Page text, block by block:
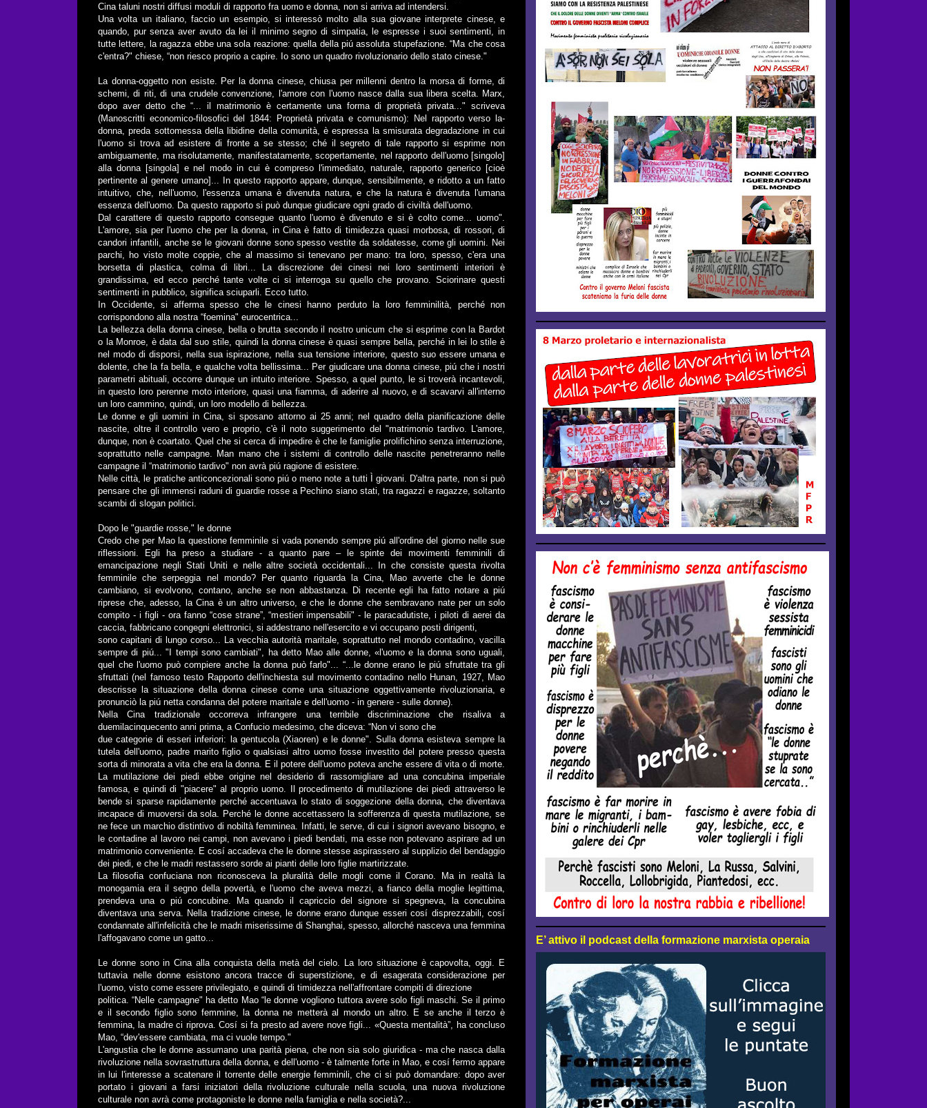
Cina taluni nostri diffusi moduli di rapporto fra uomo e donna, non si arriva ad intendersi.
Una volta un italiano, faccio un esempio, si interessò molto alla sua giovane interprete cinese, e
quando, pur senza aver avuto da lei il minimo segno di simpatia, le espresse i suoi sentimenti, in
tutte lettere, la ragazza ebbe una sola reazione: quella della piú assoluta stupefazione. “Ma che cosa
c'entra?" chiese, “non riesco proprio a capire. Io sono un quadro rivoluzionario dello stato cinese."
La donna-oggetto non esiste. Per la donna cinese, chiusa per millenni dentro la morsa di forme, di
schemi, di riti, di una crudele convenzione, l'amore con l'uomo nasce dalla sua libera scelta. Marx,
dopo aver detto che “... il matrimonio è certamente una forma di proprietà privata..." scriveva
(Manoscritti economico-filosofici del 1844: Proprietà privata e comunismo): Nel rapporto verso la-
donna, preda sottomessa della libidine della comunità, è espressa la smisurata degradazione in cui
l'uomo si trova ad esistere di fronte a se stesso; ché il segreto di tale rapporto si esprime non
ambiguamente, ma risolutamente, manifestatamente, scopertamente, nel rapporto dell'uomo [singolo]
alla donna [singola] e nel modo in cui è compreso l'immediato, naturale, rapporto generico [cioè
pertinente al genere umano]... In questo rapporto appare, dunque, sensibilmente, e ridotto a un fatto
intuitivo, che, nell'uomo, l'essenza umana è divenuta natura, e che la natura è divenuta l'umana
essenza dell'uomo. Da questo rapporto si può dunque giudicare ogni grado di civiltà dell'uomo.
Dal carattere di questo rapporto consegue quanto l'uomo è divenuto e si è colto come... uomo".
L'amore, sia per l'uomo che per la donna, in Cina è fatto di timidezza quasi morbosa, di rossori, di
candori infantili, anche se le giovani donne sono spesso vestite da soldatesse, come gli uomini. Nei
parchi, ho visto molte coppie, che al massimo si tenevano per mano: tra loro, spesso, c'era una
borsetta di plastica, colma di libri... La discrezione dei cinesi nei loro sentimenti interiori è
grandissima, ed ecco perché tante volte ci si interroga su quello che provano. Sciorinare questi
sentimenti in pubblico, significa sciuparli. Ecco tutto.
In Occidente, si afferma spesso che le cinesi hanno perduto la loro femminilità, perché non
corrispondono alla nostra “foemina" eurocentrica...
La bellezza della donna cinese, bella o brutta secondo il nostro unicum che si esprime con la Bardot
o la Monroe, è data dal suo stile, quindi la donna cinese è quasi sempre bella, perché in lei lo stile è
nel modo di disporsi, nella sua ispirazione, nella sua tensione interiore, questo suo essere umana e
dolente, che la fa bella, e qualche volta bellissima... Per giudicare una donna cinese, piú che i nostri
parametri abituali, occorre dunque un intuito interiore. Spesso, a quel punto, le si troverà incantevoli,
in questo loro perenne moto interiore, quasi una fiamma, di aderire al nuovo, e di scavarvi all'interno
un loro cammino, quindi, un loro modello di bellezza.
Le donne e gli uomini in Cina, si sposano attorno ai 25 anni; nel quadro della pianificazione delle
nascite, oltre il controllo vero e proprio, c'è il noto suggerimento del "matrimonio tardivo. L'amore,
dunque, non è coartato. Quel che si cerca di impedire è che le famiglie prolifichino senza interruzione,
soprattutto nelle campagne. Man mano che i sistemi di controllo delle nascite penetreranno nelle
campagne il “matrimonio tardivo" non avrà piú ragione di esistere.
Nelle città, le pratiche anticoncezionali sono piú o meno note a tutti Ì giovani. D'altra parte, non si può
pensare che gli immensi raduni di guardie rosse a Pechino siano stati, tra ragazzi e ragazze, soltanto
scambi di slogan politici.
Dopo le "guardie rosse," le donne
Credo che per Mao la questione femminile si vada ponendo sempre piú all'ordine del giorno nelle sue
riflessioni. Egli ha preso a studiare - a quanto pare – le spinte dei movimenti femminili di
emancipazione negli Stati Uniti e nelle altre società occidentali... In che consiste questa rivolta
femminile che serpeggia nel mondo? Per quanto riguarda la Cina, Mao avverte che le donne
cambiano, si evolvono, contano, anche se non abbastanza. Di recente egli ha fatto notare a piú
riprese che, adesso, la Cina è un altro universo, e che le donne che sembravano nate per un solo
compito - i figli - ora fanno “cose strane”, “mestieri impensabili" - le paracadutiste, i piloti di aerei da
caccia, fabbricano congegni elettronici, si addestrano nell'esercito e vi occupano posti dirigenti,
sono capitani di lungo corso... La vecchia autorità maritale, soprattutto nel mondo contadino, vacilla
sempre di piú... "I tempi sono cambiati", ha detto Mao alle donne, «l'uomo e la donna sono uguali,
quel che l'uomo può compiere anche la donna può farlo"... “...le donne erano le piú sfruttate tra gli
sfruttati (nel famoso testo Rapporto dell'inchiesta sul movimento contadino nello Hunan, 1927, Mao
descrisse la situazione della donna cinese come una situazione oggettivamente rivoluzionaria, e
pronunciò la piú netta condanna del potere maritale e dell'uomo - in genere - sulle donne).
Nella Cina tradizionale occorreva infrangere una terribile discriminazione che risaliva a
duemilacinquecento anni prima, a Confucio medesimo, che diceva: “Non vi sono che
due categorie di esseri inferiori: la gentucola (Xiaoren) e le donne". Sulla donna esisteva sempre la
tutela dell'uomo, padre marito figlio o qualsiasi altro uomo fosse investito del potere presso questa
sorta di minorata a vita che era la donna. E il potere dell'uomo poteva anche essere di vita o di morte.
La mutilazione dei piedi ebbe origine nel desiderio di rassomigliare ad una concubina imperiale
famosa, e quindi di "piacere" al proprio uomo. Il procedimento di mutilazione dei piedi attraverso le
bende si sparse rapidamente perché accentuava lo stato di soggezione della donna, che diventava
incapace di muoversi da sola. Perché le donne accettassero la sofferenza di questa mutilazione, se
ne fece un marchio distintivo di nobiltà femminea. Infatti, le serve, di cui i signori avevano bisogno, e
le contadine al lavoro nei campi, non avevano i piedi bendati, ma esse non potevano aspirare ad un
matrimonio conveniente. E cosí accadeva che le donne stesse aspirassero al supplizio del bendaggio
dei piedi, e che le madri restassero sorde ai pianti delle loro figlie martirizzate.
La filosofia confuciana non riconosceva la pluralità delle mogli come il Corano. Ma in realtà la
monogamia era il segno della povertà, e l'uomo che aveva mezzi, a fianco della moglie legittima,
prendeva una o piú concubine. Ma quando il capriccio del signore si spegneva, la concubina
diventava una serva. Nella tradizione cinese, le donne erano dunque esseri cosí disprezzabili, cosí
condannate all'infelicità che le madri miserissime di Shanghai, spesso, allorché nasceva una femmina
l'affogavano come un gatto...
Le donne sono in Cina alla conquista della metà del cielo. La loro situazione è capovolta, oggi. E
tuttavia nelle donne esistono ancora tracce di superstizione, e di esagerata considerazione per
l'uomo, visto come essere privilegiato, e quindi di timidezza nell'affrontare compiti di direzione
politica. “Nelle campagne" ha detto Mao “le donne vogliono tuttora avere solo figli maschi. Se il primo
e il secondo figlio sono femmine, la donna ne metterà al mondo un altro. E se anche il terzo è
femmina, la madre ci riprova. Cosí si fa presto ad avere nove figli... «Questa mentalità”, ha concluso
Mao, “dev'essere cambiata, ma ci vuole tempo."
L'angustia che le donne assumano una parità piena, che non sia solo giuridica - ma che nasca dalla
rivoluzione nella sovrastruttura della donna, e dell'uomo - è talmente forte in Mao, e cosí fermo appare
in lui l'interesse a scatenare il torrente delle energie femminili, che ci si può domandare: dopo aver
portato i giovani a farsi iniziatori della rivoluzione culturale nella scuola, una nuova rivoluzione
culturale non avrà come protagoniste le donne nella famiglia e nella società?...
E’ attivo il podcast della formazione marxista operaia